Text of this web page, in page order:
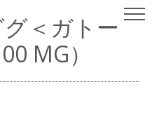
らない
）
＜ガトー
MG）